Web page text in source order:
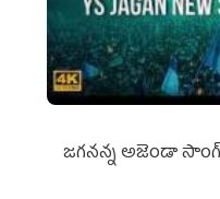
జగనన్న అజెండా